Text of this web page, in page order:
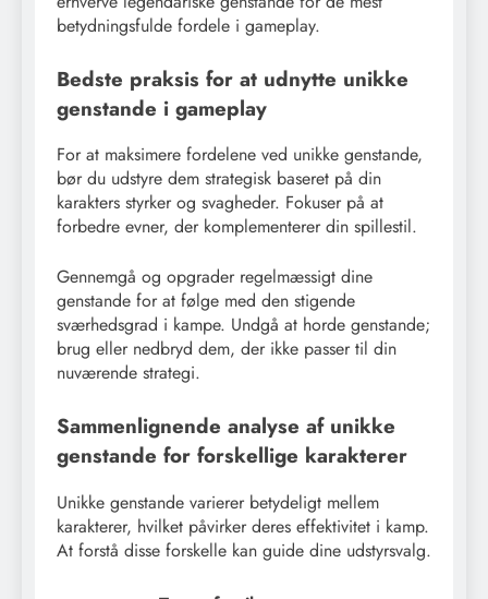
betydningsfulde fordele i gameplay.
Bedste praksis for at udnytte unikke
genstande i gameplay
For at maksimere fordelene ved unikke genstande,
bør du udstyre dem strategisk baseret på din
karakters styrker og svagheder. Fokuser på at
forbedre evner, der komplementerer din spillestil.
Gennemgå og opgrader regelmæssigt dine
genstande for at følge med den stigende
sværhedsgrad i kampe. Undgå at horde genstande;
brug eller nedbryd dem, der ikke passer til din
nuværende strategi.
Sammenlignende analyse af unikke
genstande for forskellige karakterer
Unikke genstande varierer betydeligt mellem
karakterer, hvilket påvirker deres effektivitet i kamp.
At forstå disse forskelle kan guide dine udstyrsvalg.